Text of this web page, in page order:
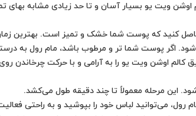
اوشن ویت یو بسیار آسان و تا حد زیادی مشابه
کالم اوشن ویت یو را به آرامی و با حرکت